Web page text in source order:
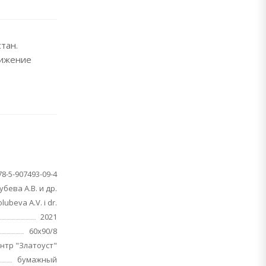
5-907493-09-4
А.В. и др.
A.V. i dr.
2021
60х90/8
"Златоуст"
бумажный